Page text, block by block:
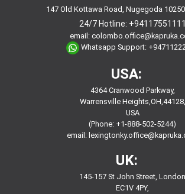
147 Old Kottawa Road, Nugegoda
24/7 Hotline: +94117551111
email:
Whatsapp Support:
USA:
4364 Cranwood Parkway,
Warrensville Heights,OH,44128,
USA
(Phone: +1-888-502-5244)
email:
UK:
145-157 St John Street, London
EC1V 4PY,